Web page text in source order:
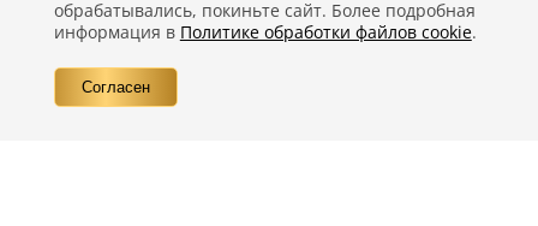
Правовая информация
Контакты
обрабатывались, покиньте сайт. Более подробная
информация в Политике обработки файлов cookie.
Согласен